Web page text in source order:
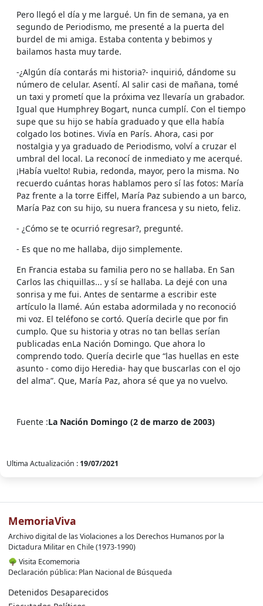
Pero llegó el día y me largué. Un fin de semana, ya en
segundo de Periodismo, me presenté a la puerta del
burdel de mi amiga. Estaba contenta y bebimos y
bailamos hasta muy tarde.
-¿Algún día contarás mi historia?- inquirió, dándome su
número de celular. Asentí. Al salir casi de mañana, tomé
un taxi y prometí que la próxima vez llevaría un grabador.
Igual que Humphrey Bogart, nunca cumplí. Con el tiempo
supe que su hijo se había graduado y que ella había
colgado los botines. Vivía en París. Ahora, casi por
nostalgia y ya graduado de Periodismo, volví a cruzar el
umbral del local. La reconocí de inmediato y me acerqué.
¡Había vuelto! Rubia, redonda, mayor, pero la misma. No
recuerdo cuántas horas hablamos pero sí las fotos: María
Paz frente a la torre Eiffel, María Paz subiendo a un barco,
María Paz con su hijo, su nuera francesa y su nieto, feliz.
- ¿Cómo se te ocurrió regresar?, pregunté.
- Es que no me hallaba, dijo simplemente.
En Francia estaba su familia pero no se hallaba. En San
Carlos las chiquillas... y sí se hallaba. La dejé con una
sonrisa y me fui. Antes de sentarme a escribir este
artículo la llamé. Aún estaba adormilada y no reconoció
mi voz. El teléfono se cortó. Quería decirle que por fin
cumplo. Que su historia y otras no tan bellas serían
publicadas enLa Nación Domingo. Que ahora lo
comprendo todo. Quería decirle que “las huellas en este
asunto - como dijo Heredia- hay que buscarlas con el ojo
del alma”. Que, María Paz, ahora sé que ya no vuelvo.
Fuente :La Nación Domingo (2 de marzo de 2003)
Ultima Actualización : 19/07/2021
MemoriaViva
Archivo digital de las Violaciones a los Derechos Humanos por la
Dictadura Militar en Chile (1973-1990)
🌳 Visita Ecomemoria
Declaración pública: Plan Nacional de Búsqueda
Detenidos Desaparecidos